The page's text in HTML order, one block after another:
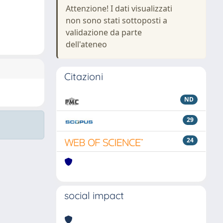
Attenzione! I dati visualizzati
non sono stati sottoposti a
validazione da parte
dell'ateneo
Citazioni
ND
29
24
social impact